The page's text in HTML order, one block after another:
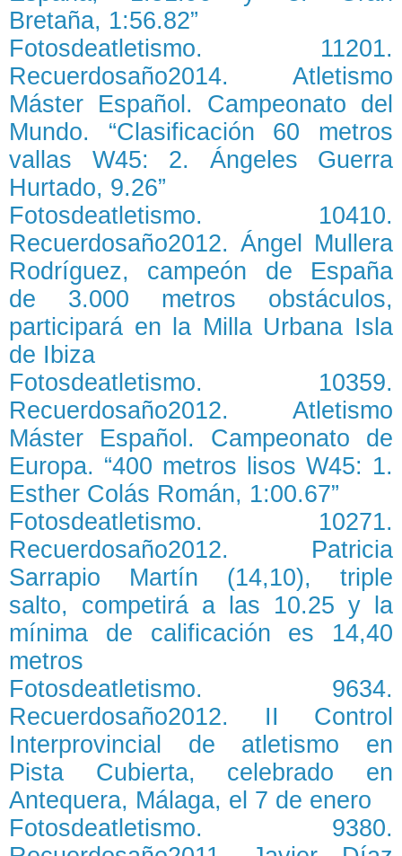
Bretaña, 1:56.82”
Fotosdeatletismo. 11201.
Recuerdosaño2014. Atletismo
Máster Español. Campeonato del
Mundo. “Clasificación 60 metros
vallas W45: 2. Ángeles Guerra
Hurtado, 9.26”
Fotosdeatletismo. 10410.
Recuerdosaño2012. Ángel Mullera
Rodríguez, campeón de España
de 3.000 metros obstáculos,
participará en la Milla Urbana Isla
de Ibiza
Fotosdeatletismo. 10359.
Recuerdosaño2012. Atletismo
Máster Español. Campeonato de
Europa. “400 metros lisos W45: 1.
Esther Colás Román, 1:00.67”
Fotosdeatletismo. 10271.
Recuerdosaño2012. Patricia
Sarrapio Martín (14,10), triple
salto, competirá a las 10.25 y la
mínima de calificación es 14,40
metros
Fotosdeatletismo. 9634.
Recuerdosaño2012. II Control
Interprovincial de atletismo en
Pista Cubierta, celebrado en
Antequera, Málaga, el 7 de enero
Fotosdeatletismo. 9380.